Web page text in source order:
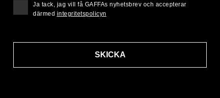
SKICKA
Ja tack, jag vill få GAFFAs nyhetsbrev och accepterar
därmed integritetspolicyn